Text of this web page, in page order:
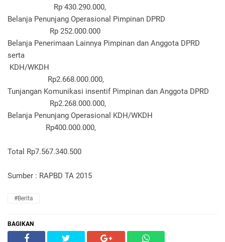
Rp 430.290.000,
Belanja Penunjang Operasional Pimpinan DPRD
Rp 252.000.000
Belanja Penerimaan Lainnya Pimpinan dan Anggota DPRD
serta
KDH/WKDH
Rp2.668.000.000,
Tunjangan Komunikasi insentif Pimpinan dan Anggota DPRD
Rp2.268.000.000,
Belanja Penunjang Operasional KDH/WKDH
Rp400.000.000,
Total Rp7.567.340.500
Sumber : RAPBD TA 2015
#Berita
BAGIKAN